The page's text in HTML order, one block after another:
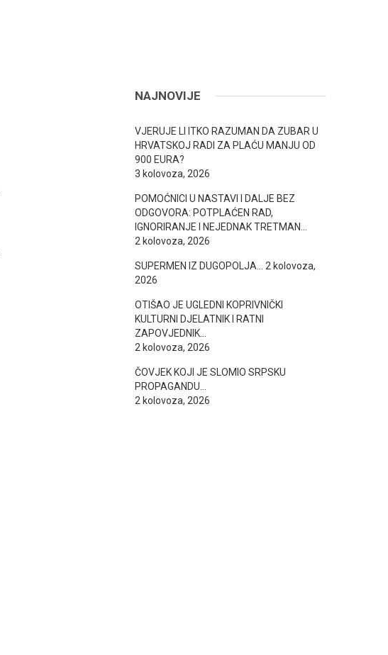
NAJNOVIJE
VJERUJE LI ITKO RAZUMAN DA ZUBAR U
HRVATSKOJ RADI ZA PLAĆU MANJU OD
900 EURA?
3 kolovoza, 2026
POMOĆNICI U NASTAVI I DALJE BEZ
ODGOVORA: POTPLAĆEN RAD,
IGNORIRANJE I NEJEDNAK TRETMAN…
2 kolovoza, 2026
SUPERMEN IZ DUGOPOLJA…
2 kolovoza,
2026
OTIŠAO JE UGLEDNI KOPRIVNIČKI
KULTURNI DJELATNIK I RATNI
ZAPOVJEDNIK…
2 kolovoza, 2026
ČOVJEK KOJI JE SLOMIO SRPSKU
PROPAGANDU…
2 kolovoza, 2026